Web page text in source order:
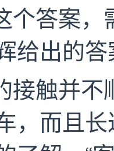
个答案
给出的
接触并
，而且